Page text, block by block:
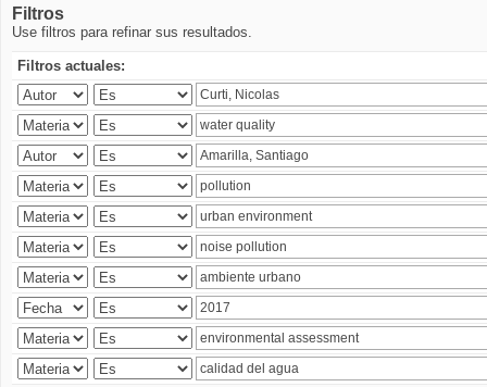
Filtros
Use filtros para refinar sus resultados.
Filtros actuales: